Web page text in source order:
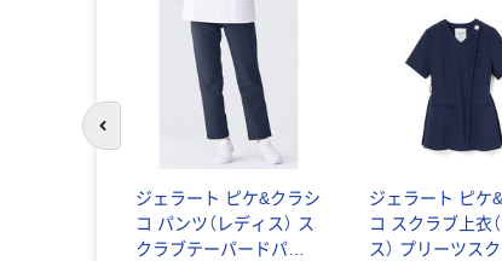
ジェラート ピケ&クラシ
コ パンツ（レディス） ス
クラブテーパードパン
ジェラート ピケ
コ スクラブ上衣
ス） プリーツスク
前のスライドへ